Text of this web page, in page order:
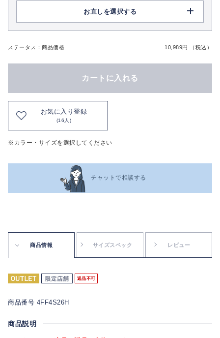
お直しを選択する
ステータス：商品価格 10,989円 （税込）
カートに入れる
お気に入り登録
(16人)
※カラー・サイズを選択してください
チャットで相談する
商品情報 サイズスペック レビュー
返品不可
商品番号 4FF4S26H
商品説明